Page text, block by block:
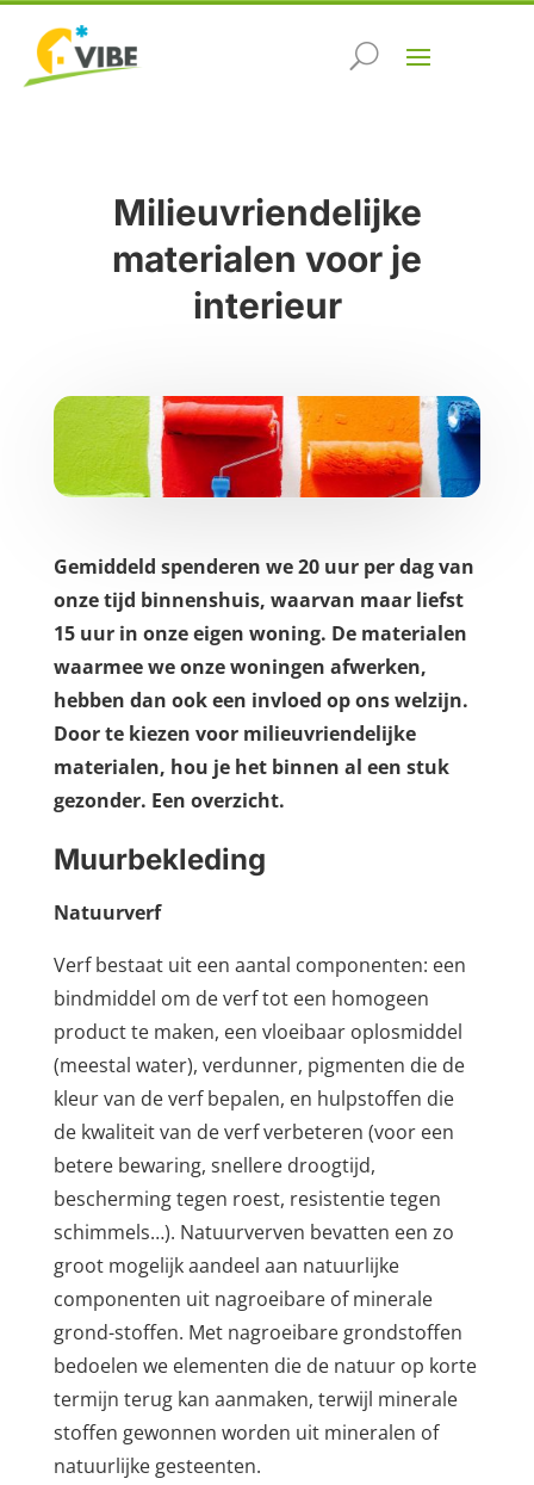
Milieuvriendelijke
materialen voor je
interieur
Gemiddeld spenderen we 20 uur per dag van
onze tijd binnenshuis, waarvan maar liefst
15 uur in onze eigen woning. De materialen
waarmee we onze woningen afwerken,
hebben dan ook een invloed op ons welzijn.
Door te kiezen voor milieuvriendelijke
materialen, hou je het binnen al een stuk
gezonder. Een overzicht.
Muurbekleding
Natuurverf
Verf bestaat uit een aantal componenten: een
bindmiddel om de verf tot een homogeen
product te maken, een vloeibaar oplosmiddel
(meestal water), verdunner, pigmenten die de
kleur van de verf bepalen, en hulpstoffen die
de kwaliteit van de verf verbeteren (voor een
betere bewaring, snellere droogtijd,
bescherming tegen roest, resistentie tegen
schimmels…). Natuurverven bevatten een zo
groot mogelijk aandeel aan natuurlijke
componenten uit nagroeibare of minerale
grond-stoffen. Met nagroeibare grondstoffen
bedoelen we elementen die de natuur op korte
termijn terug kan aanmaken, terwijl minerale
stoffen gewonnen worden uit mineralen of
natuurlijke gesteenten.